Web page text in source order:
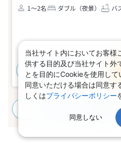
1～2名
ダブル（夜景） バ
(お
おすすめポイント
当社サイト内においてお客様
供する目的及び当社サイト外
とを目的にCookieを使用し
同意いただける場合は同意す
しくはプライバシーポリシー
同意しない